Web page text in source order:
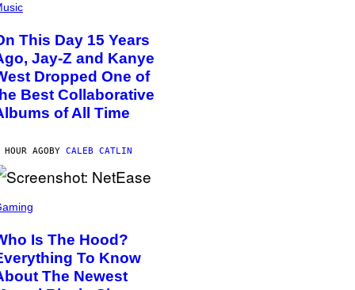
This Day 15 Years
Jay-Z and Kanye
Dropped One of
Best Collaborative
of All Time
HOUR AGOBY CALEB CATLIN
Is The Hood?
To Know
The Newest